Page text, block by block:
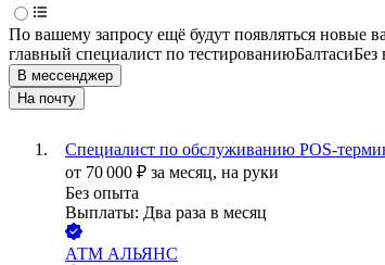
По вашему запросу ещё будут появляться новые
главный специалист по тестированиюБалтасиБез
В мессенджер
На почту
Специалист по обслуживанию POS-
от 70 000 ₽ за месяц, на руки
Без опыта
Выплаты: Два раза в месяц
АТМ АЛЬЯНС